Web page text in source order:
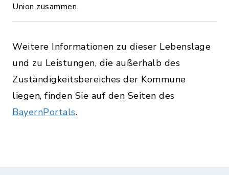
Union zusammen.
Weitere Informationen zu dieser Lebenslage
und zu Leistungen, die außerhalb des
Zuständigkeitsbereiches der Kommune
liegen, finden Sie auf den Seiten des
BayernPortals.